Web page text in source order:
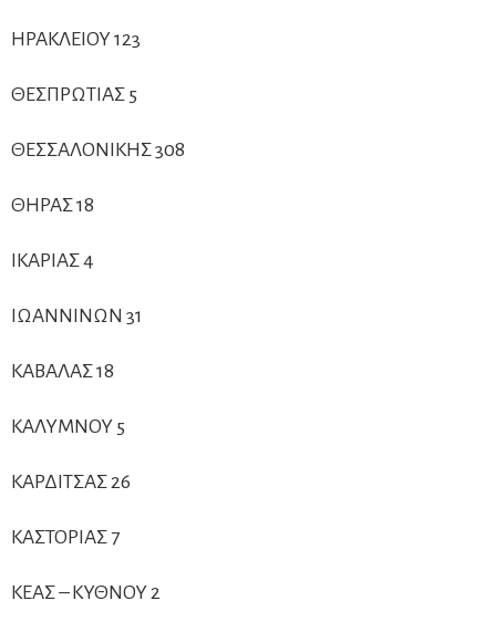
ΗΡΑΚΛΕΙΟΥ 123
ΘΕΣΠΡΩΤΙΑΣ 5
ΘΕΣΣΑΛΟΝΙΚΗΣ 308
ΘΗΡΑΣ 18
ΙΚΑΡΙΑΣ 4
ΙΩΑΝΝΙΝΩΝ 31
ΚΑΒΑΛΑΣ 18
ΚΑΛΥΜΝΟΥ 5
ΚΑΡΔΙΤΣΑΣ 26
ΚΑΣΤΟΡΙΑΣ 7
ΚΕΑΣ – ΚΥΘΝΟΥ 2